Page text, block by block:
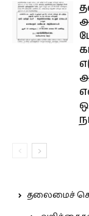
தலைமைச்